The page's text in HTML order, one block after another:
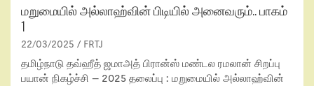
மறுமையில் அல்லாஹ்வின் பிடியில் அனைவரும்.. பாகம்
1
22/03/2025 FRTJ
தமிழ்நாடு தவ்ஹீத் ஜமாஅத் பிரான்ஸ் மண்டல ரமலான் சிறப்பு
பயான் நிகழ்ச்சி – 2025 தலைப்பு : மறுமையில் அல்லாஹ்வின்